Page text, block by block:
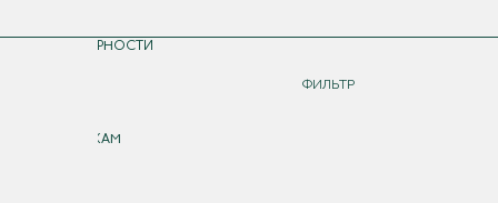
ПО ПОПУЛЯРНОСТИ
ПО НОВИНКАМ
ФИЛЬТР